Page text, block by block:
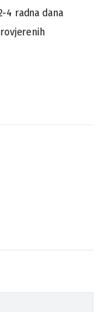
4 radna dana